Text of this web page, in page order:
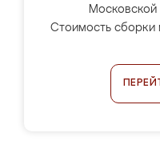
Московской
Стоимость сборки